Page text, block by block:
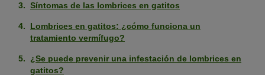
Síntomas de las lombrices en gatitos
Lombrices en gatitos: ¿cómo funciona un
tratamiento vermífugo?
¿Se puede prevenir una infestación de lombrices en
gatitos?